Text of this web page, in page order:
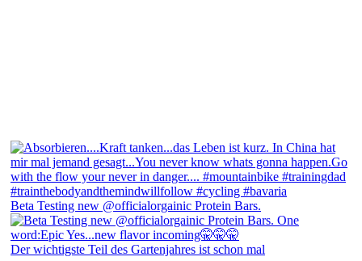
Beta Testing new @officialorgainic Protein Bars.
Der wichtigste Teil des Gartenjahres ist schon mal